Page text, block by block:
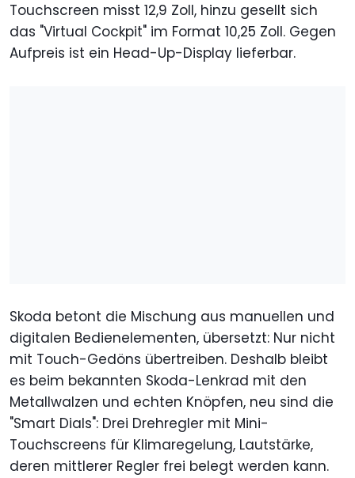
Touchscreen misst 12,9 Zoll, hinzu gesellt sich
das "Virtual Cockpit" im Format 10,25 Zoll. Gegen
Aufpreis ist ein Head-Up-Display lieferbar.
Skoda betont die Mischung aus manuellen und
digitalen Bedienelementen, übersetzt: Nur nicht
mit Touch-Gedöns übertreiben. Deshalb bleibt
es beim bekannten Skoda-Lenkrad mit den
Metallwalzen und echten Knöpfen, neu sind die
"Smart Dials": Drei Drehregler mit Mini-
Touchscreens für Klimaregelung, Lautstärke,
deren mittlerer Regler frei belegt werden kann.